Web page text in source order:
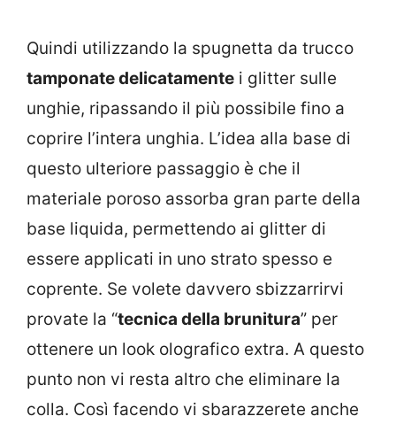
Quindi utilizzando la spugnetta da trucco
tamponate delicatamente i glitter sulle
unghie, ripassando il più possibile fino a
coprire l’intera unghia. L’idea alla base di
questo ulteriore passaggio è che il
materiale poroso assorba gran parte della
base liquida, permettendo ai glitter di
essere applicati in uno strato spesso e
coprente. Se volete davvero sbizzarrirvi
provate la “tecnica della brunitura” per
ottenere un look olografico extra. A questo
punto non vi resta altro che eliminare la
colla. Così facendo vi sbarazzerete anche